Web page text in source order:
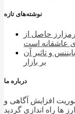
نوشته‌های تازه
دلار رمزارز حاصل از
عاشقانه است
بایننس و تاثیر آن
بر بازار
درباره ما
24 در سال 1401 با ماموریت افزایش آگاهی و